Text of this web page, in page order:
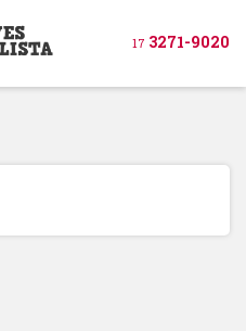
17 3271-9020